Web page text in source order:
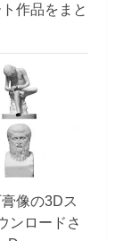
作品をまと
像の3Dス
ンロードさ